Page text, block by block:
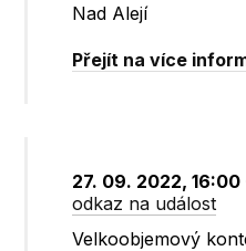
Nad Alejí
Přejít na více
27. 09. 2022,
odkaz na událost
Velkoobjemový